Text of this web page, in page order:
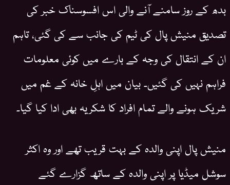
بدھ کے روز سامنے آنے والی اس افسوسناک خبر کی
تصدیق منیش پال کی ٹیم کی جانب سے کی گئی، تاہم
ان کے انتقال کی وجہ کے بارے میں کوئی معلومات
فراہم نہیں کی گئیں۔ بیان میں اہلِ خانہ کے غم میں
شریک ہونے والے تمام افراد کا شکریہ بھی ادا کیا گیا۔
منیش پال اپنی والدہ کے بہت قریب تھے اور وہ اکثر
سوشل میڈیا پر اپنی والدہ کے ساتھ گزارے گئے